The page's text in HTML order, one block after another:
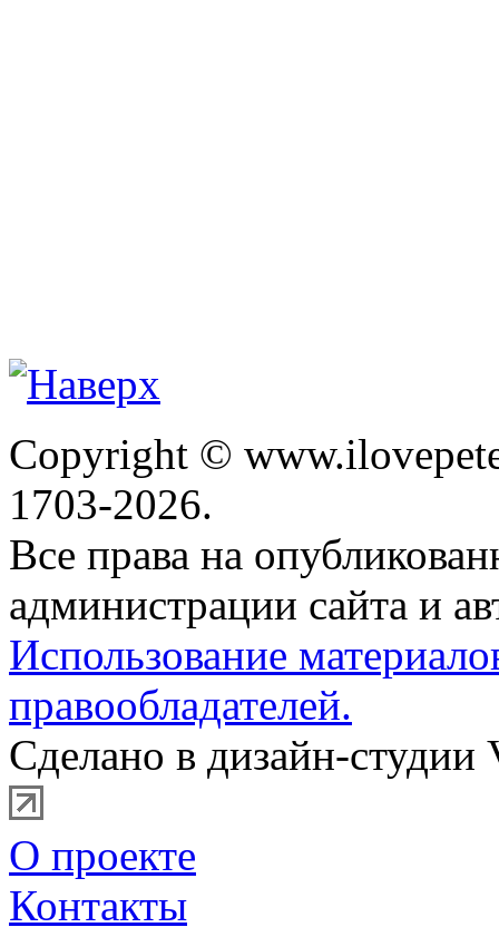
Copyright ©
1703-2026.
Все права на
администрации сайта и
Использование
правообладателей.
Сделано в дизайн-студии
О проекте
Контакты